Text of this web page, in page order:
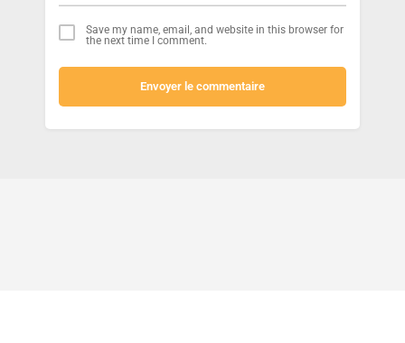
Save my name, email, and website in this browser for
the next time I comment.
Envoyer le commentaire